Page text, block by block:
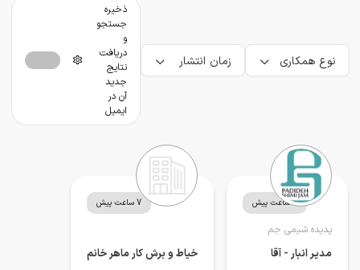
نوع همکاری زمان انتشار
ذخیره
جستجو
و
دریافت
نتایج
جدید
آن در
ایمیل
5 ساعت پیش
پدیده شیمی جم
مدیر انبار - آقا
7 ساعت پیش
خیاط و برش کار ماهر خانم